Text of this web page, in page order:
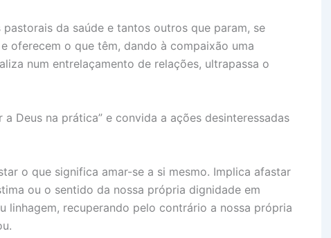
da saúde e tantos outros que param, se
oferecem o que têm, dando à compaixão uma
num entrelaçamento de relações, ultrapassa o
Deus na prática” e convida a ações desinteressadas
o que significa amar-se a si mesmo. Implica afastar
ou o sentido da nossa própria dignidade em
linhagem, recuperando pelo contrário a nossa própria